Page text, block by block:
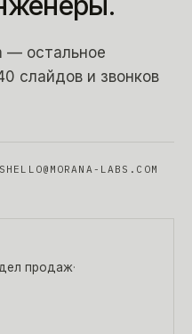
— остальное
слайдов и звонков
HELLO@MORANA-LABS.COM
продаж·